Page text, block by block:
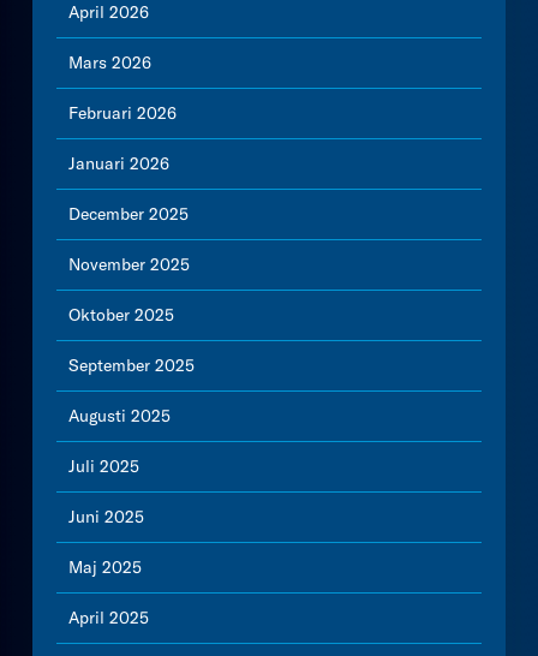
April 2026
Mars 2026
Februari 2026
Januari 2026
December 2025
November 2025
Oktober 2025
September 2025
Augusti 2025
Juli 2025
Juni 2025
Maj 2025
April 2025